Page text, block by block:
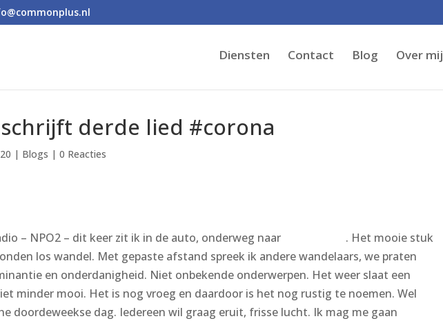
Diensten Contact Blog Over mij
schrijft derde lied #corona
| Blogs |0 Reacties
– NPO2 – dit keer zit ik in de auto, onderweg naar
. Het mooie stuk
los wandel. Met gepaste afstand spreek ik andere wandelaars, we praten
en onderdanigheid. Niet onbekende onderwerpen. Het weer slaat een
minder mooi. Het is nog vroeg en daardoor is het nog rustig te noemen. Wel
doordeweekse dag. Iedereen wil graag eruit, frisse lucht. Ik mag me gaan